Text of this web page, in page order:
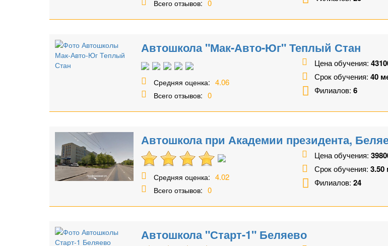
Всего отзывов: 0
Автошкола "Мак-Авто-Юг" Теплый Стан
Средняя оценка: 4.06
Всего отзывов: 0
Цена обучения:
Срок обучения: 40
Филиалов: 6
Автошкола при Академии президента,
Средняя оценка: 4.02
Всего отзывов: 0
Цена обучения:
Срок обучения: 3.50
Филиалов: 24
Автошкола "Старт-1" Беляево